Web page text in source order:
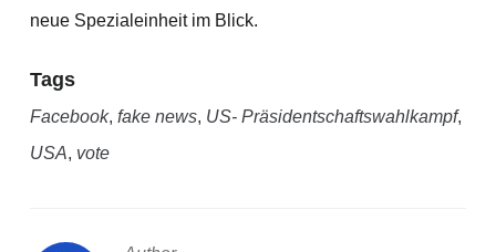
neue Spezialeinheit im Blick.
Tags
Facebook, fake news, US- Präsidentschaftswahlkampf,
USA, vote